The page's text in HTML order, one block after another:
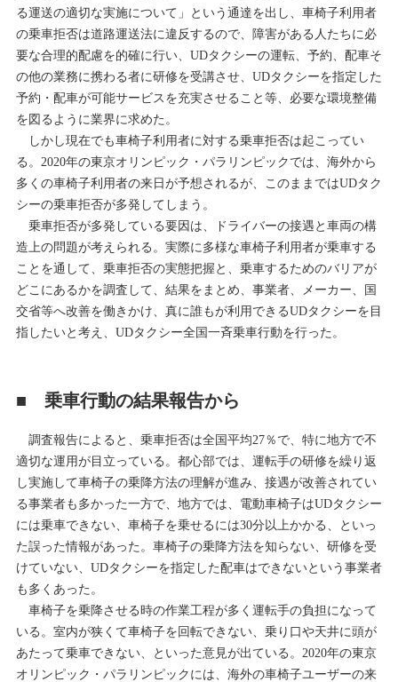
る運送の適切な実施について」という通達を出し、車椅子利用者
の乗車拒否は道路運送法に違反するので、障害がある人たちに必
要な合理的配慮を的確に行い、UDタクシーの運転、予約、配車そ
の他の業務に携わる者に研修を受講させ、UDタクシーを指定した
予約・配車が可能サービスを充実させること等、必要な環境整備
を図るように業界に求めた。
しかし現在でも車椅子利用者に対する乗車拒否は起こってい
る。2020年の東京オリンピック・パラリンピックでは、海外から
多くの車椅子利用者の来日が予想されるが、このままではUDタク
シーの乗車拒否が多発してしまう。
乗車拒否が多発している要因は、ドライバーの接遇と車両の構
造上の問題が考えられる。実際に多様な車椅子利用者が乗車する
ことを通して、乗車拒否の実態把握と、乗車するためのバリアが
どこにあるかを調査して、結果をまとめ、事業者、メーカー、国
交省等へ改善を働きかけ、真に誰もが利用できるUDタクシーを目
指したいと考え、UDタクシー全国一斉乗車行動を行った。
■ 乗車行動の結果報告から
調査報告によると、乗車拒否は全国平均27％で、特に地方で不
適切な運用が目立っている。都心部では、運転手の研修を繰り返
し実施して車椅子の乗降方法の理解が進み、接遇が改善されてい
る事業者も多かった一方で、地方では、電動車椅子はUDタクシー
には乗車できない、車椅子を乗せるには30分以上かかる、といっ
た誤った情報があった。車椅子の乗降方法を知らない、研修を受
けていない、UDタクシーを指定した配車はできないという事業者
も多くあった。
車椅子を乗降させる時の作業工程が多く運転手の負担になって
いる。室内が狭くて車椅子を回転できない、乗り口や天井に頭が
あたって乗車できない、といった意見が出ている。2020年の東京
オリンピック・パラリンピックには、海外の車椅子ユーザーの来